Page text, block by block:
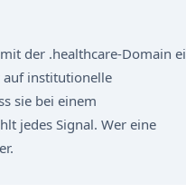
der .healthcare-Domain
auf institutionelle
sie bei einem
jedes Signal. Wer eine